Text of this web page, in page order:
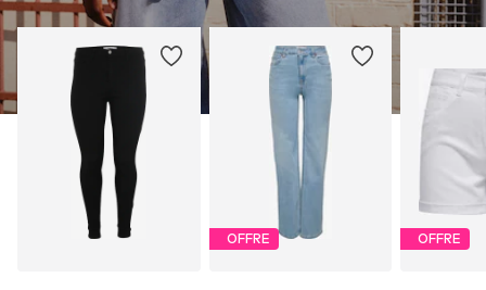
OFFRE OFFRE